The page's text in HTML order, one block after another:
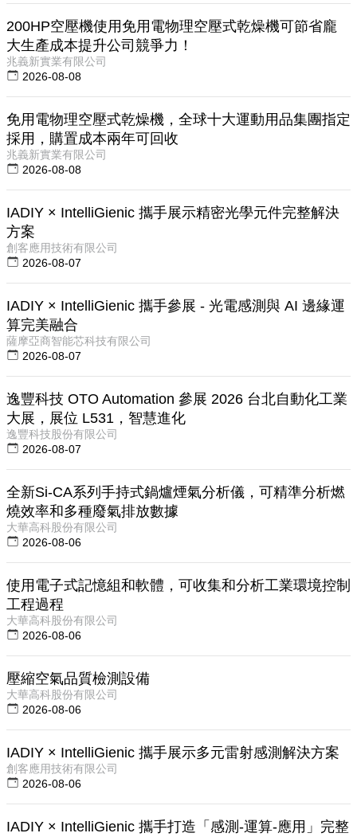
200HP空壓機使用免用電物理空壓式乾燥機可節省龐
大生產成本提升公司競爭力！
兆義新實業有限公司
2026-08-08
免用電物理空壓式乾燥機，全球十大運動用品集團指定
採用，購置成本兩年可回收
兆義新實業有限公司
2026-08-08
IADIY × IntelliGienic 攜手展示精密光學元件完整解決
方案
創客應用技術有限公司
2026-08-07
IADIY × IntelliGienic 攜手參展 - 光電感測與 AI 邊緣運
算完美融合
薩摩亞商智能芯科技有限公司
2026-08-07
逸豐科技 OTO Automation 參展 2026 台北自動化工業
大展，展位 L531，智慧進化
逸豐科技股份有限公司
2026-08-07
全新Si-CA系列手持式鍋爐煙氣分析儀，可精準分析燃
燒效率和多種廢氣排放數據
大華高科股份有限公司
2026-08-06
使用電子式記憶組和軟體，可收集和分析工業環境控制
工程過程
大華高科股份有限公司
2026-08-06
壓縮空氣品質檢測設備
大華高科股份有限公司
2026-08-06
IADIY × IntelliGienic 攜手展示多元雷射感測解決方案
創客應用技術有限公司
2026-08-06
IADIY × IntelliGienic 攜手打造「感測-運算-應用」完整